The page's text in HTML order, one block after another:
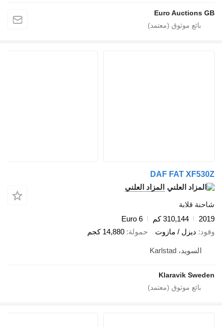
Euro
DAF FAT
المزاد العلني
310,144 كم
Euro 6
ديزل / مازوت
حمولة 14,880 كجم
Klaravik